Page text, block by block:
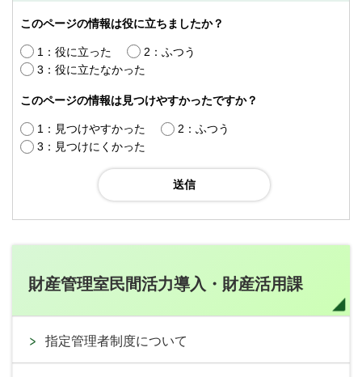
このページの情報は役に立ちましたか？
1：役に立った
2：ふつう
3：役に立たなかった
このページの情報は見つけやすかったですか？
1：見つけやすかった
2：ふつう
3：見つけにくかった
財産管理室民間活力導入・財産活用課
指定管理者制度について